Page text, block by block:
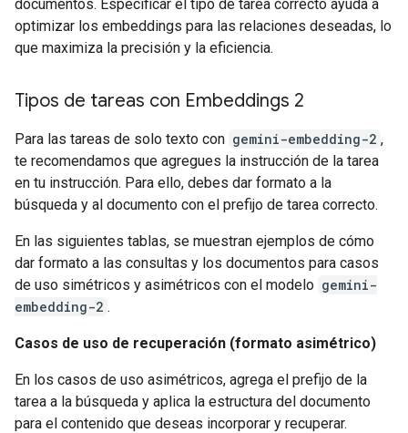
documentos. Especificar el tipo de tarea correcto ayuda a
optimizar los embeddings para las relaciones deseadas, lo
que maximiza la precisión y la eficiencia.
Tipos de tareas con Embeddings 2
Para las tareas de solo texto con gemini-embedding-2 ,
te recomendamos que agregues la instrucción de la tarea
en tu instrucción. Para ello, debes dar formato a la
búsqueda y al documento con el prefijo de tarea correcto.
En las siguientes tablas, se muestran ejemplos de cómo
dar formato a las consultas y los documentos para casos
de uso simétricos y asimétricos con el modelo gemini-
embedding-2 .
Casos de uso de recuperación (formato asimétrico)
En los casos de uso asimétricos, agrega el prefijo de la
tarea a la búsqueda y aplica la estructura del documento
para el contenido que deseas incorporar y recuperar.